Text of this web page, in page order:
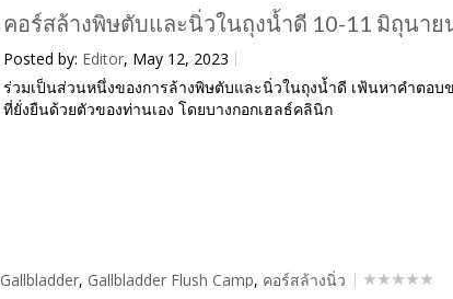
คอร์สล้างพิษตับและนิ่วในถุงน้ำดี 10-11 มิถุนาย
Posted by: Editor, May 12, 2023
ร่วมเป็นส่วนหนึ่งของการล้างพิษตับและนิ่วในถุงน้ำดี เฟ้นหาคำตอบ
ที่ยั่งยืนด้วยตัวของท่านเอง โดยบางกอกเฮลธ์คลินิก
Gallbladder, Gallbladder Flush Camp, คอร์สล้างนิ่ว